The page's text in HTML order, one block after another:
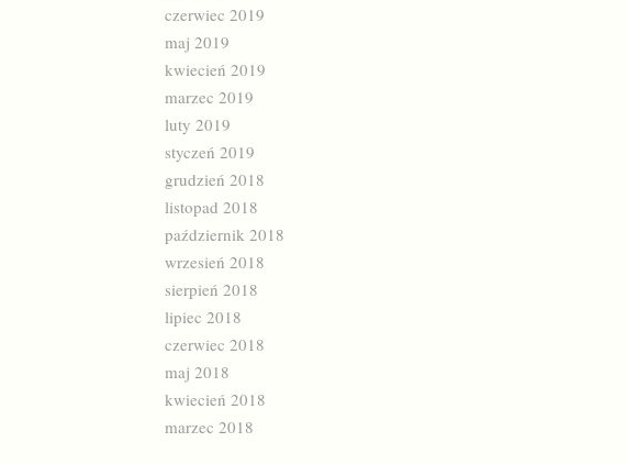
czerwiec 2019
maj 2019
kwiecień 2019
marzec 2019
luty 2019
styczeń 2019
grudzień 2018
listopad 2018
październik 2018
wrzesień 2018
sierpień 2018
lipiec 2018
czerwiec 2018
maj 2018
kwiecień 2018
marzec 2018